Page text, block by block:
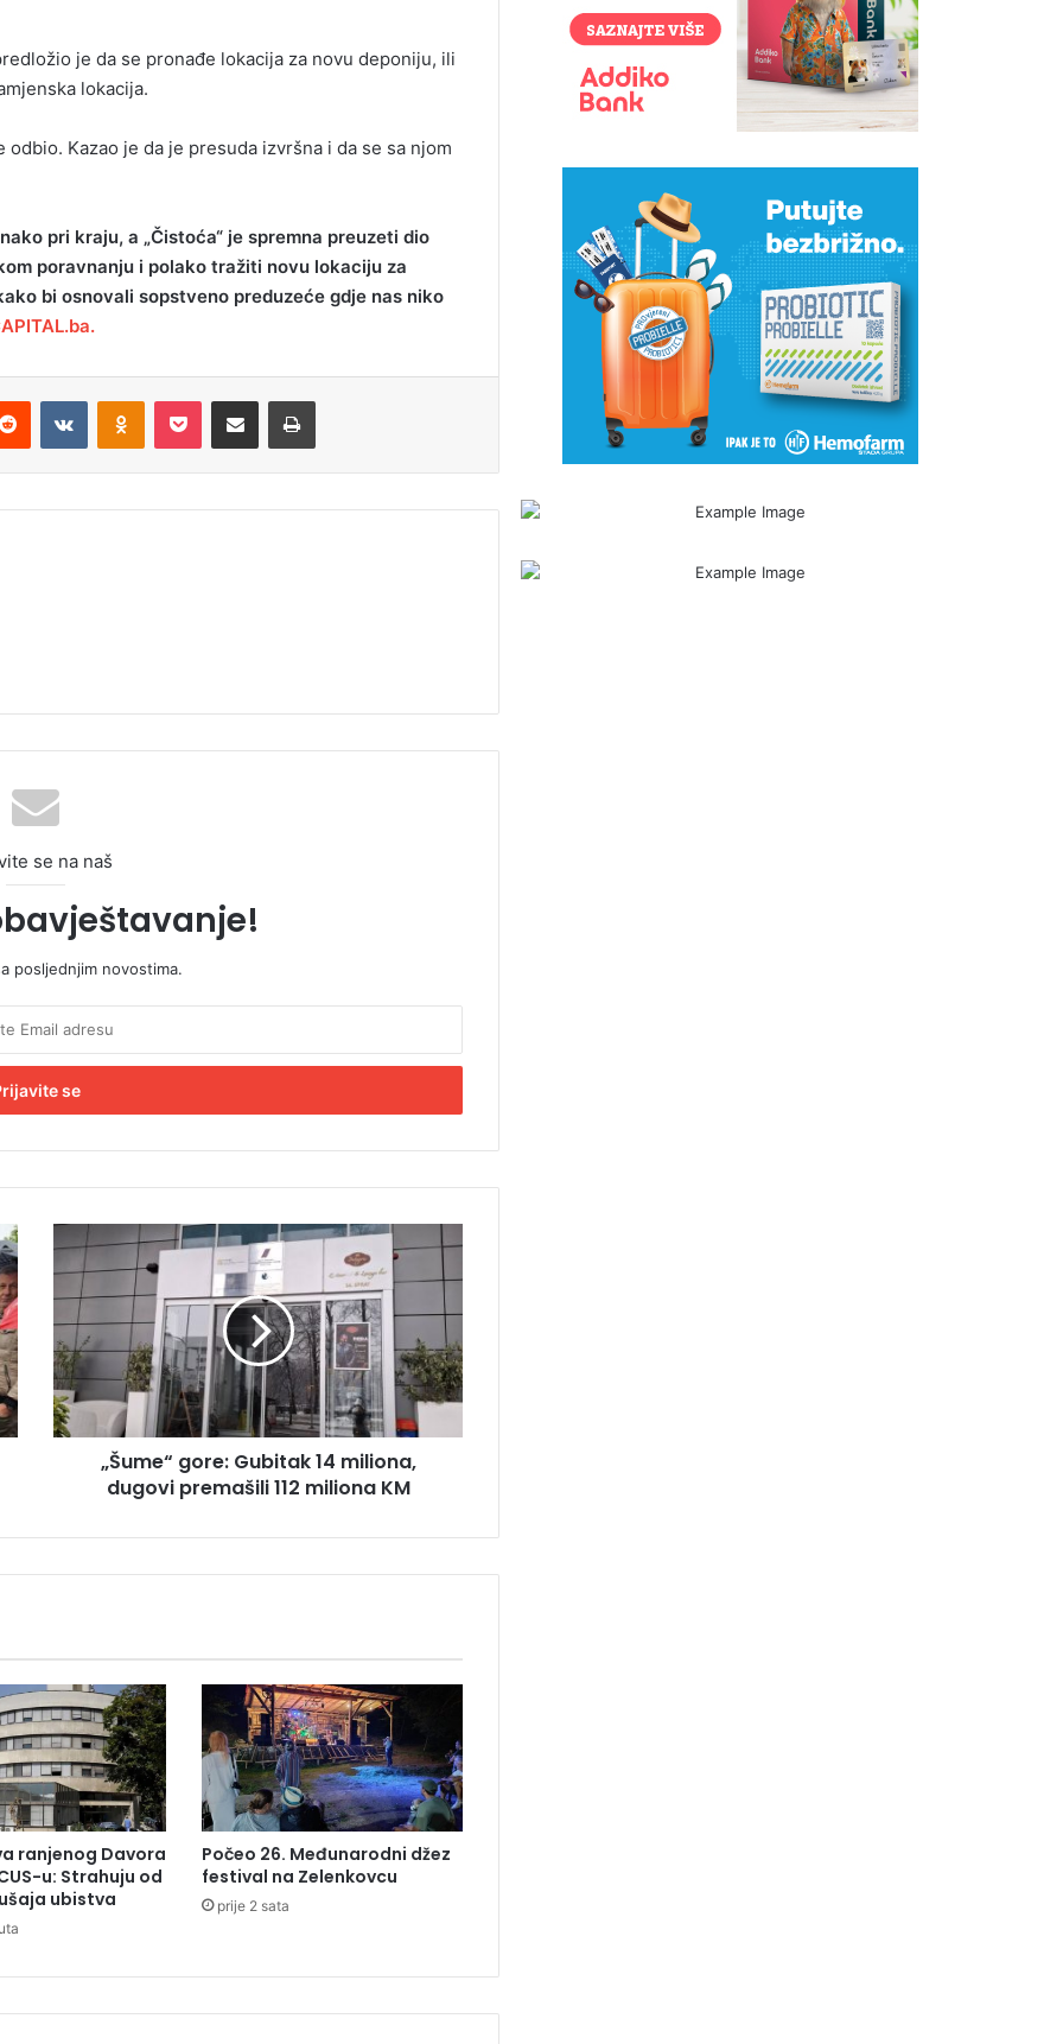
je da se pronađe lokacija za novu deponiju, ili
lokacija.
Kazao je da je presuda izvršna i da se sa njom
pri kraju, a „Čistoća“ je spremna preuzeti dio
poravnanju i polako tražiti novu lokaciju za
bi osnovali sopstveno preduzeće gdje nas niko
se na naš
posljednjim novostima.
“
g
o
r
u
k
1
4
m
i
l
i
o
n
a
,
g
„Šume“ gore: Gubitak 14 miliona,
dugovi premašili 112 miliona KM
ranjenog Davora
u: Strahuju od
ubistva
Počeo 26. Međunarodni džez
festival na Zelenkovcu
prije 2 sata